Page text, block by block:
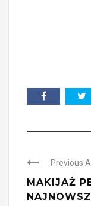
Previous
MAKIJAŻ